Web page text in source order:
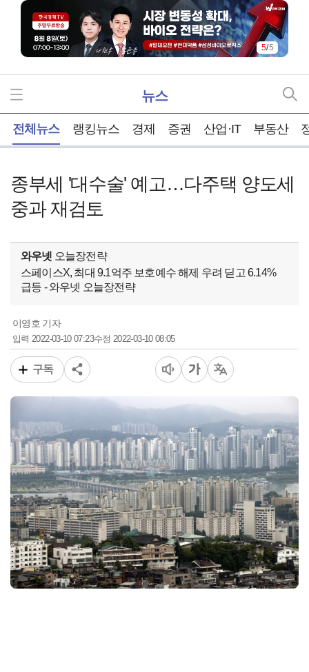
5/5
뉴스
전체뉴스 랭킹뉴스 경제 증권 산업·IT 부동산
종부세 '대수술' 예고…다주택 양도세
중과 재검토
와우넷 오늘장전략
스페이스X, 최대 9.1억주 보호예수 해제 우려 딛고 6.14%
급등 - 와우넷 오늘장전략
이영호 기자
입력2022-03-10 07:23수정 2022-03-10 08:05
구독